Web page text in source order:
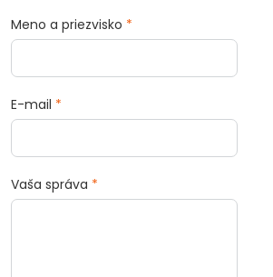
Meno a priezvisko *
E-mail *
Vaša správa *